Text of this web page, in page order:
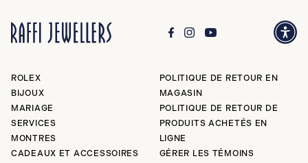
ROLEX
BIJOUX
MARIAGE
SERVICES
MONTRES
CADEAUX ET ACCESSOIRES
POLITIQUE DE RETOUR EN
MAGASIN
POLITIQUE DE RETOUR DE
PRODUITS ACHETÉS EN
LIGNE
GÉRER LES TÉMOINS